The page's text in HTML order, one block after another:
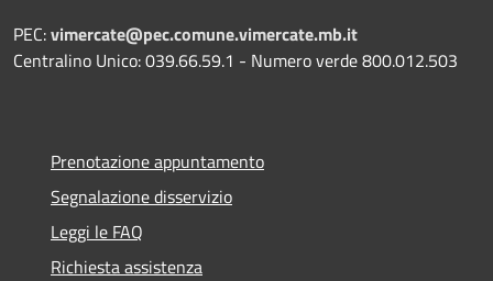
PEC:vimercate@pec.comune.vimercate.mb.it
Centralino Unico: 039.66.59.1 - Numero verde 800.012.503
Prenotazione appuntamento
Segnalazione disservizio
Leggi le FAQ
Richiesta assistenza